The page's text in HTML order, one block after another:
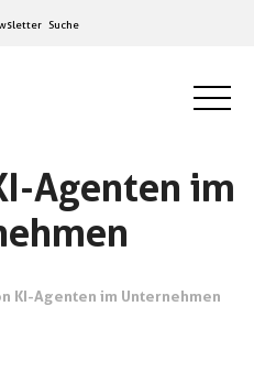
Suche
Agenten im
KI-Agenten im Unternehmen